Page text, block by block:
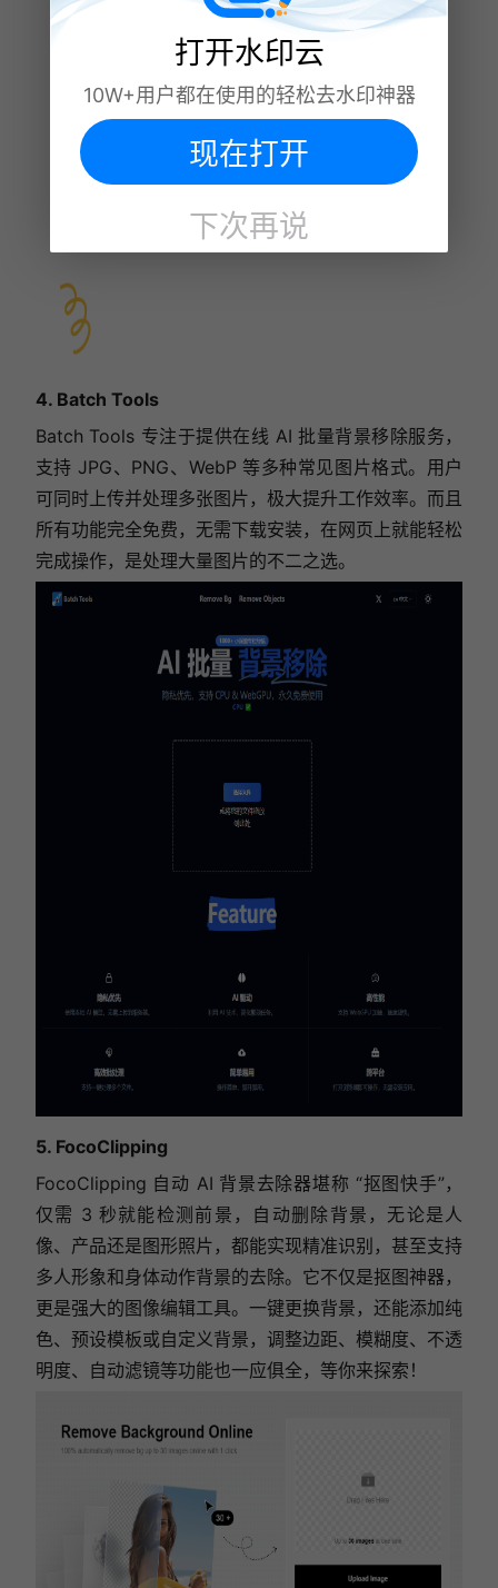
4. Batch Tools
Batch Tools 专注于提供在线 AI 批量背景移除服务，
支持 JPG、PNG、WebP 等多种常见图片格式。用户
可同时上传并处理多张图片，极大提升工作效率。而且
所有功能完全免费，无需下载安装，在网页上就能轻松
完成操作，是处理大量图片的不二之选。
5. FocoClipping
FocoClipping 自动 AI 背景去除器堪称 “抠图快手”，
仅需 3 秒就能检测前景，自动删除背景，无论是人
像、产品还是图形照片，都能实现精准识别，甚至支持
多人形象和身体动作背景的去除。它不仅是抠图神器，
更是强大的图像编辑工具。一键更换背景，还能添加纯
色、预设模板或自定义背景，调整边距、模糊度、不透
明度、自动滤镜等功能也一应俱全，等你来探索！
打开水印云
10W+用户都在使用的轻松去水印神器
现在打开
下次再说